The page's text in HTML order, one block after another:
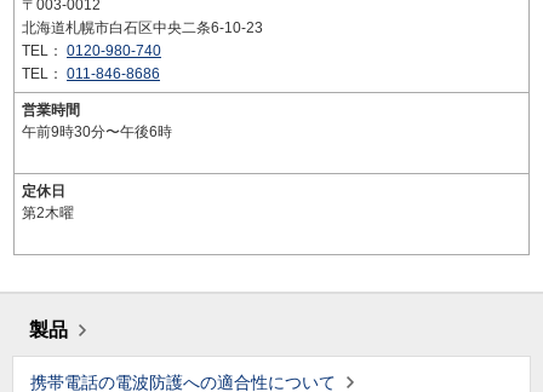
〒003-0012
北海道札幌市白石区中央二条6-10-23
TEL： 0120-980-740
TEL： 011-846-8686
営業時間
午前9時30分〜午後6時
定休日
第2木曜
製品
携帯電話の電波防護への適合性について